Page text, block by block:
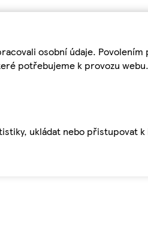
osobní údaje.
potřebujeme k provozu
ukládat nebo přistupovat